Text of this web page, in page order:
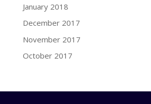
January 2018
December 2017
November 2017
October 2017